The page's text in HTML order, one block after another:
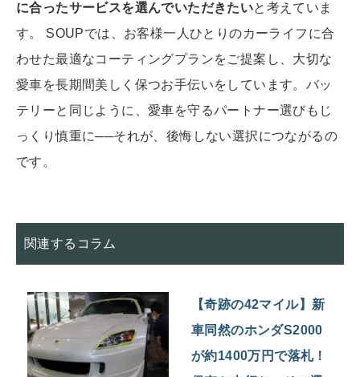
に合ったサービスを選んでいただきたいと考えていま
す。 SOUPでは、お客様一人ひとりのカーライフに合
わせた最適なコーティングプランをご提案し、大切な
愛車を長期間美しく保つお手伝いをしています。バッ
テリーと同じように、愛車を守るパートナー選びもじ
っくり慎重に──それが、後悔しない選択につながるの
です。
関連するコラム
【奇跡の42マイル】新
車同然のホンダS2000
が約1400万円で落札！